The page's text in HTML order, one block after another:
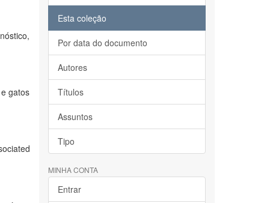
gatos
Esta coleção
Por data do documento
Autores
Títulos
Assuntos
Tipo
MINHA CONTA
Entrar